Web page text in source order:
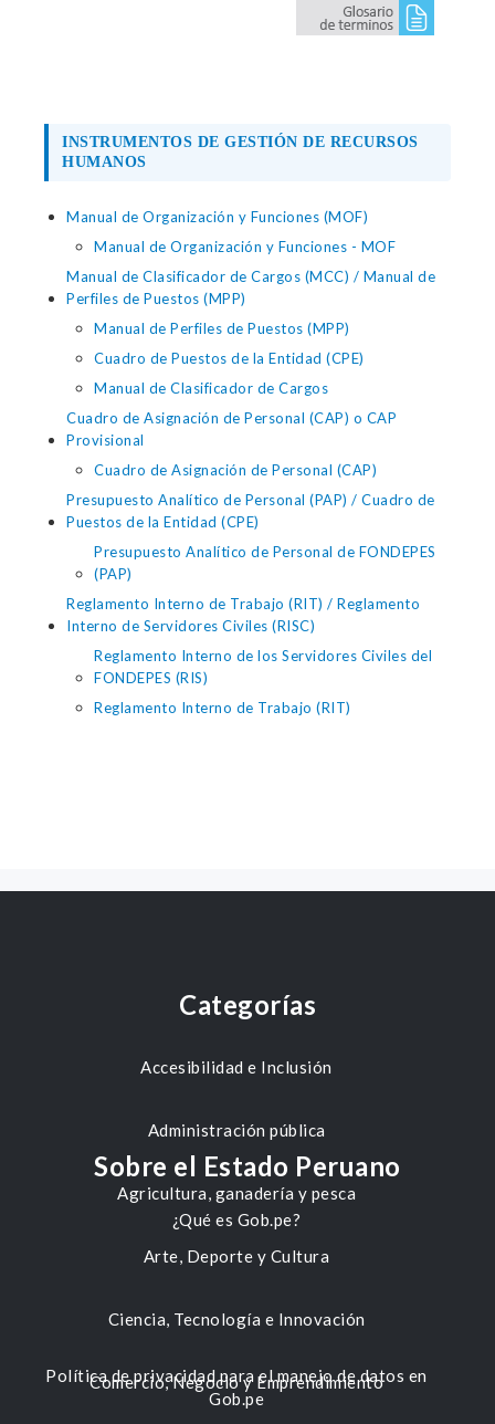
INSTRUMENTOS DE GESTIÓN DE RECURSOS
HUMANOS
Manual de Organización y Funciones (MOF)
Manual de Organización y Funciones - MOF
Manual de Clasificador de Cargos (MCC) / Manual de
Perfiles de Puestos (MPP)
Manual de Perfiles de Puestos (MPP)
Cuadro de Puestos de la Entidad (CPE)
Manual de Clasificador de Cargos
Cuadro de Asignación de Personal (CAP) o CAP
Provisional
Cuadro de Asignación de Personal (CAP)
Presupuesto Analítico de Personal (PAP) / Cuadro de
Puestos de la Entidad (CPE)
Presupuesto Analítico de Personal de FONDEPES
(PAP)
Reglamento Interno de Trabajo (RIT) / Reglamento
Interno de Servidores Civiles (RISC)
Reglamento Interno de los Servidores Civiles del
FONDEPES (RIS)
Reglamento Interno de Trabajo (RIT)
Categorías
Accesibilidad e Inclusión
Administración pública
Agricultura, ganadería y pesca
Arte, Deporte y Cultura
Ciencia, Tecnología e Innovación
Comercio, Negocio y Emprendimiento
Sobre el Estado Peruano
¿Qué es Gob.pe?
Política de privacidad para el manejo de datos en
Gob.pe